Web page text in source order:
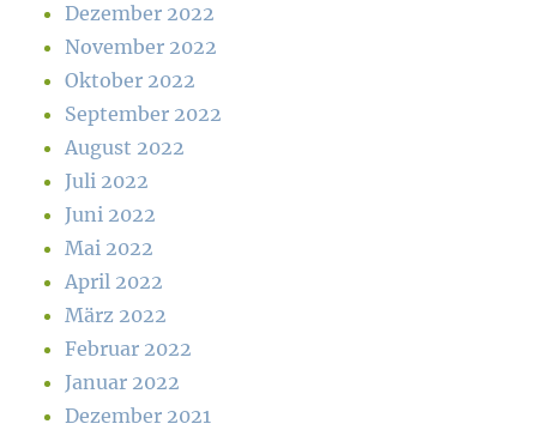
Dezember 2022
November 2022
Oktober 2022
September 2022
August 2022
Juli 2022
Juni 2022
Mai 2022
April 2022
März 2022
Februar 2022
Januar 2022
Dezember 2021